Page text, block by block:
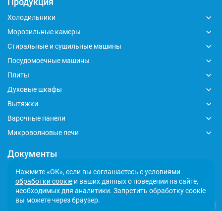
Холодильники
Морозильные камеры
Стиральные и сушильные машины
Посудомоечные машины
Плиты
Духовые шкафы
Вытяжки
Варочные панели
Микроволновые печи
Документы
Глобальный кодекс делового поведения
Политика обработки персональных данных
Сообщить о несоответствии
Нажмите «ОК», если вы соглашаетесь сусловиями
обработки соокіе и ваших данных о поведении на сайте,
необходимых для аналитики. Запретить обработку соокіе
вы можете через браузер.